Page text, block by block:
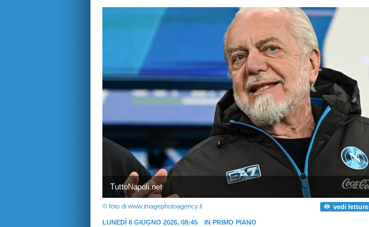
TuttoNapoli.net
© foto di www.imagephotoagency.it vedi letture
LUNEDÌ 8 GIUGNO 2026, 08:45
IN PRIMO PIANO